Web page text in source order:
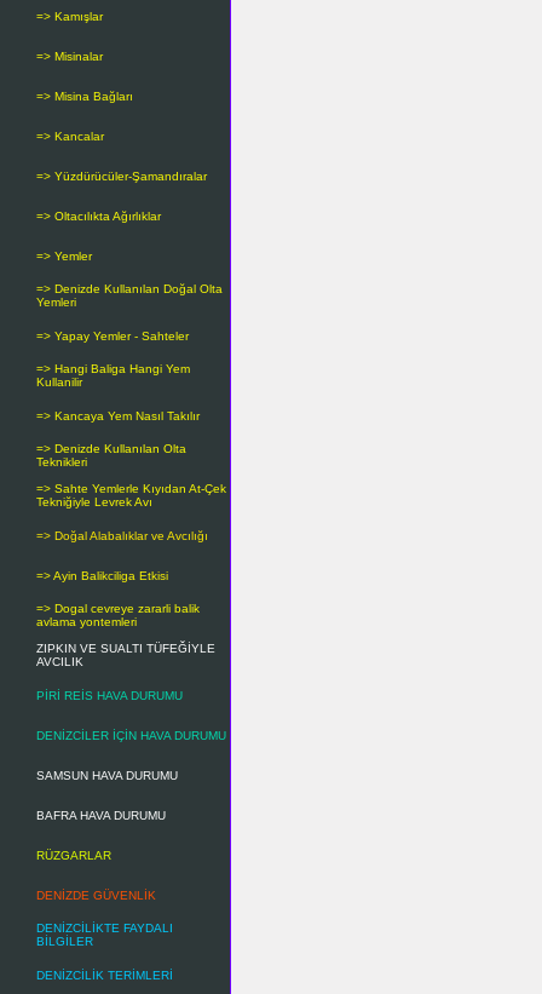
=> Kamışlar
=> Misinalar
=> Misina Bağları
=> Kancalar
=> Yüzdürücüler-Şamandıralar
=> Oltacılıkta Ağırlıklar
=> Yemler
=> Denizde Kullanılan Doğal Olta
Yemleri
=> Yapay Yemler - Sahteler
=> Hangi Baliga Hangi Yem
Kullanilir
=> Kancaya Yem Nasıl Takılır
=> Denizde Kullanılan Olta
Teknikleri
=> Sahte Yemlerle Kıyıdan At-Çek
Tekniğiyle Levrek Avı
=> Doğal Alabalıklar ve Avcılığı
=> Ayin Balikciliga Etkisi
=> Dogal cevreye zararli balik
avlama yontemleri
ZIPKIN VE SUALTI TÜFEĞİYLE
AVCILIK
PİRİ REİS HAVA DURUMU
DENİZCİLER İÇİN HAVA DURUMU
SAMSUN HAVA DURUMU
BAFRA HAVA DURUMU
RÜZGARLAR
DENİZDE GÜVENLİK
DENİZCİLİKTE FAYDALI
BİLGİLER
DENİZCİLİK TERİMLERİ